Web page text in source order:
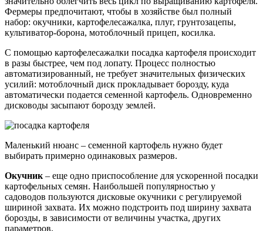
Фермеры предпочитают, чтобы в хозяйстве был полный
набор: окучники, картофелесажалка, плуг, грунтозацепы,
культиватор-борона, мотоблочный прицеп, косилка.
С помощью картофелесажалки посадка картофеля происходит
в разы быстрее, чем под лопату. Процесс полностью
автоматизированный, не требует значительных физических
усилий: мотоблочный диск прокладывает борозду, куда
автоматически подается семенной картофель. Одновременно
дисководы засыпают борозду землей.
Маленький нюанс – семенной картофель нужно будет
выбирать примерно одинаковых размеров.
Окучник– еще одно приспособление для ускоренной посадки
картофельных семян. Наибольшей популярностью у
садоводов пользуются дисковые окучники с регулируемой
шириной захвата. Их можно подстроить под ширину захвата
борозды, в зависимости от величины участка, других
параметров.